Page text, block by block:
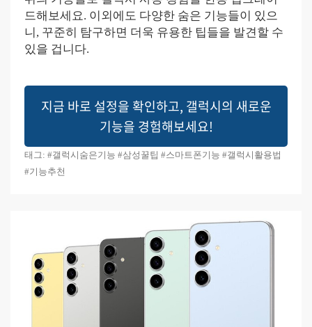
드해보세요. 이외에도 다양한 숨은 기능들이 있으
니, 꾸준히 탐구하면 더욱 유용한 팁들을 발견할 수
있을 겁니다.
지금 바로 설정을 확인하고, 갤럭시의 새로운
기능을 경험해보세요!
태그: #갤럭시숨은기능 #삼성꿀팁 #스마트폰기능 #갤럭시활용법
#기능추천